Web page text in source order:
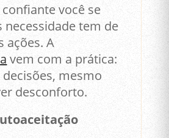
você se
necessidade tem de
ações. A
vem com a prática:
mesmo
desconforto.